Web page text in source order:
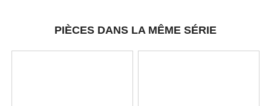
PIÈCES DANS LA MÊME SÉRIE